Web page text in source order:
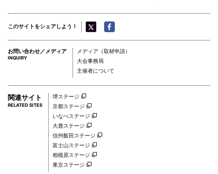
日本ナショナルチーム
サイクリングチーム
このサイトをシェアしよう！
お問い合わせ／メディア
INQUIRY
メディア（取材申請）
大会事務局
主催者について
関連サイト
RELATED SITES
堺ステージ
京都ステージ
いなべステージ
大鹿ステージ
信州飯田ステージ
富士山ステージ
相模原ステージ
東京ステージ